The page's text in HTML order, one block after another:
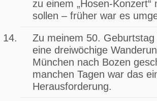
zu einem „Hosen-Konzert“
sollen – früher war es
Zu meinem 50.
eine dreiwöchige
München nach Bozen
manchen Tagen war das
Herausforderung.